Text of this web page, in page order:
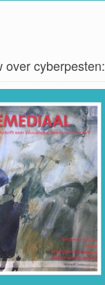
over cyberpesten: